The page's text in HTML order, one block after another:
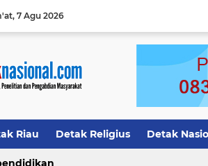
7 Agu 2026
Riau Detak Religius Detak
Detak Opini